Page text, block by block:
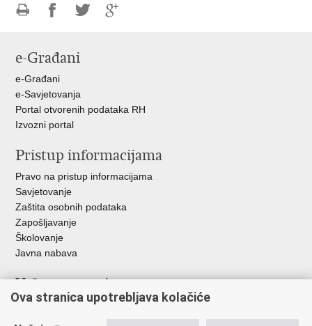
FacebookuTwitteru
e-Građani
e-Građani
e-Savjetovanja
Portal otvorenih podataka RH
Izvozni portal
Pristup informacijama
Pravo na pristup informacijama
Savjetovanje
Zaštita osobnih podataka
Zapošljavanje
Školovanje
Javna nabava
Važne poveznice
Ministarstvo unutarnjih poslova
Ova stranica upotrebljava kolačiće